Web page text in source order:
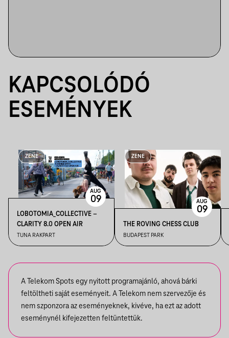
KAPCSOLÓDÓ
ESEMÉNYEK
ZENE
LOBOTOMIA_COLLECTIVE –
CLARITY 8.0 OPEN AIR
TUNA RAKPART
AUG
09
ZENE
THE ROVING CHESS CLUB
BUDAPEST PARK
AUG
09
A Telekom Spots egy nyitott programajánló, ahová bárki
feltöltheti saját eseményeit. A Telekom nem szervezője és
nem szponzora az eseményeknek, kivéve, ha ezt az adott
eseménynél kifejezetten feltüntettük.